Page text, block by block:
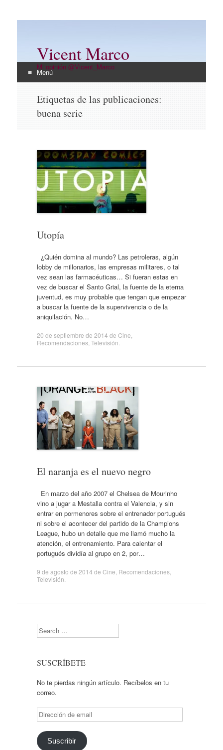
Vicent Marco
Mi opinión @Vicent_Marco
Menú
contenido
Etiquetas de las publicaciones:
buena serie
Utopía
¿Quién domina al mundo? Las petroleras, algún
lobby de millonarios, las empresas militares, o tal
vez sean las farmacéuticas… Si fueran estas en
vez de buscar el Santo Grial, la fuente de la eterna
juventud, es muy probable que tengan que empezar
a buscar la fuente de la supervivencia o de la
aniquilación. No…
20 de septiembre de 2014 de Cine
Recomendaciones, Televisión
El naranja es el nuevo negro
En marzo del año 2007 el Chelsea de Mourinho
vino a jugar a Mestalla contra el Valencia, y sin
entrar en pormenores sobre el entrenador portugués
ni sobre el acontecer del partido de la Champions
League, hubo un detalle que me llamó mucho la
atención, el entrenamiento. Para calentar el
portugués dividía al grupo en 2, por…
9 de agosto de 2014 de Cine Recomendaciones,
Televisión
Search
SUSCRÍBETE
No te pierdas ningún artículo. Recíbelos en tu
correo.
Dirección
de
email
Suscribir